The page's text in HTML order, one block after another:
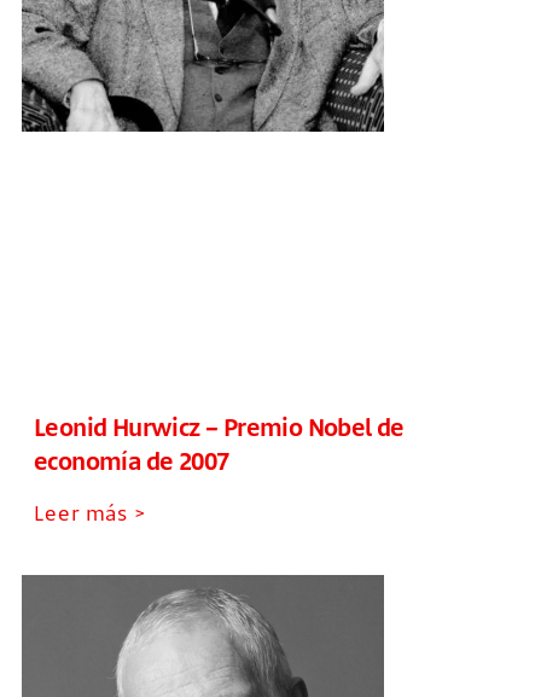
Leonid Hurwicz – Premio Nobel de
economía de 2007
Leer más >